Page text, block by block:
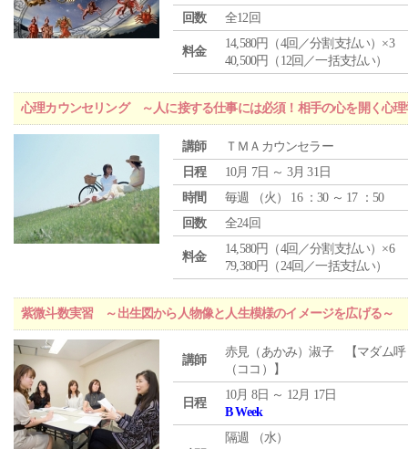
回数
全12回
料金
14,580円（4回／分割支払い）×3
40,500円（12回／一括支払い）
心理カウンセリング ～人に接する仕事には必須！相手の心を開く心理
講師
ＴＭＡカウンセラー
日程
10月 7日 ～ 3月 31日
時間
毎週 （火 ） 16 ：30 ～ 17 ：50
回数
全24回
料金
14,580円（4回／分割支払い）×6
79,380円（24回／一括支払い）
紫微斗数実習 ～出生図から人物像と人生模様のイメージを広げる～
講師
赤見（あかみ）淑子 【マダム呼
（ココ）】
日程
10月 8日 ～ 12月 17日
B Week
隔週 （水）